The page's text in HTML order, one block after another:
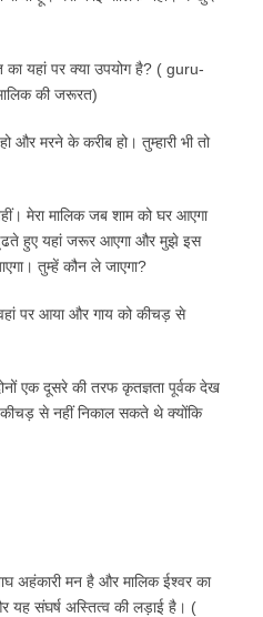
का यहां पर क्या उपयोग है? ( guru-
की जरूरत)
और मरने के करीब हो। तुम्हारी भी तो
मेरा मालिक जब शाम को घर आएगा
हुए यहां जरूर आएगा और मुझे इस
तुम्हें कौन ले जाएगा?
पर आया और गाय को कीचड़ से
एक दूसरे की तरफ कृतज्ञता पूर्वक देख
से नहीं निकाल सकते थे क्योंकि
अहंकारी मन है और मालिक ईश्वर का
संघर्ष अस्तित्व की लड़ाई है। (